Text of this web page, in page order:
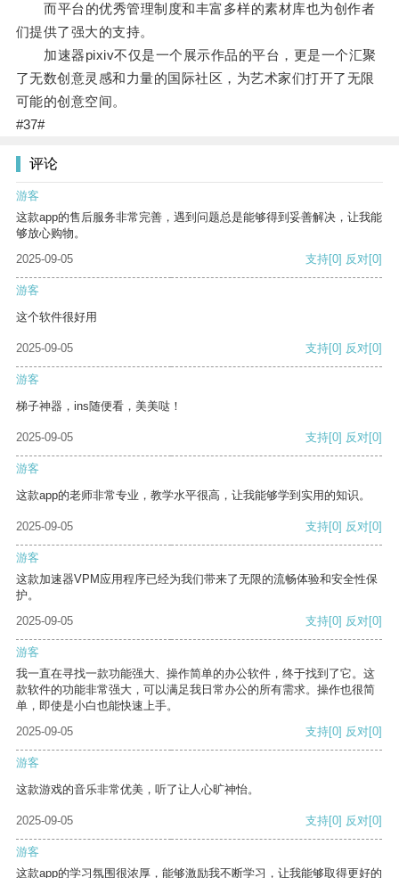
而平台的优秀管理制度和丰富多样的素材库也为创作者
们提供了强大的支持。
加速器pixiv不仅是一个展示作品的平台，更是一个汇聚
了无数创意灵感和力量的国际社区，为艺术家们打开了无限
可能的创意空间。
#37#
评论
游客
这款app的售后服务非常完善，遇到问题总是能够得到妥善解决，让我能
够放心购物。
2025-09-05
支持[0] 反对[0]
游客
这个软件很好用
2025-09-05 支持[0] 反对[0]
游客
梯子神器，ins随便看，美美哒！
2025-09-05 支持[0] 反对[0]
游客
这款app的老师非常专业，教学水平很高，让我能够学到实用的知识。
2025-09-05 支持[0] 反对[0]
游客
这款加速器VPM应用程序已经为我们带来了无限的流畅体验和安全性保
护。
2025-09-05
支持[0] 反对[0]
游客
我一直在寻找一款功能强大、操作简单的办公软件，终于找到了它。这
款软件的功能非常强大，可以满足我日常办公的所有需求。操作也很简
单，即使是小白也能快速上手。
2025-09-05
支持[0] 反对[0]
游客
这款游戏的音乐非常优美，听了让人心旷神怡。
2025-09-05 支持[0] 反对[0]
游客
这款app的学习氛围很浓厚，能够激励我不断学习，让我能够取得更好的